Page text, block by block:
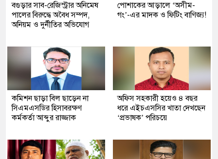
বগুড়ার সাব-রেজিস্ট্রার অনিমেষ
পালের বিরুদ্ধে অবৈধ সম্পদ,
অনিয়ম ও দুর্নীতির অভিযোগ
পোশাকের আড়ালে ‘অসীম-
গং’-এর মাদক ও ফিটিং বাণিজ্য!
কমিশন ছাড়া বিল ছাড়েন না
সিএমএসডির হিসাবরক্ষণ
কর্মকর্তা আব্দুর রাজ্জাক
অফিস সহকারী হয়েও ৪ বছর
ধরে এইচএসসির খাতা দেখছেন
‘প্রভাষক’ পরিচয়ে